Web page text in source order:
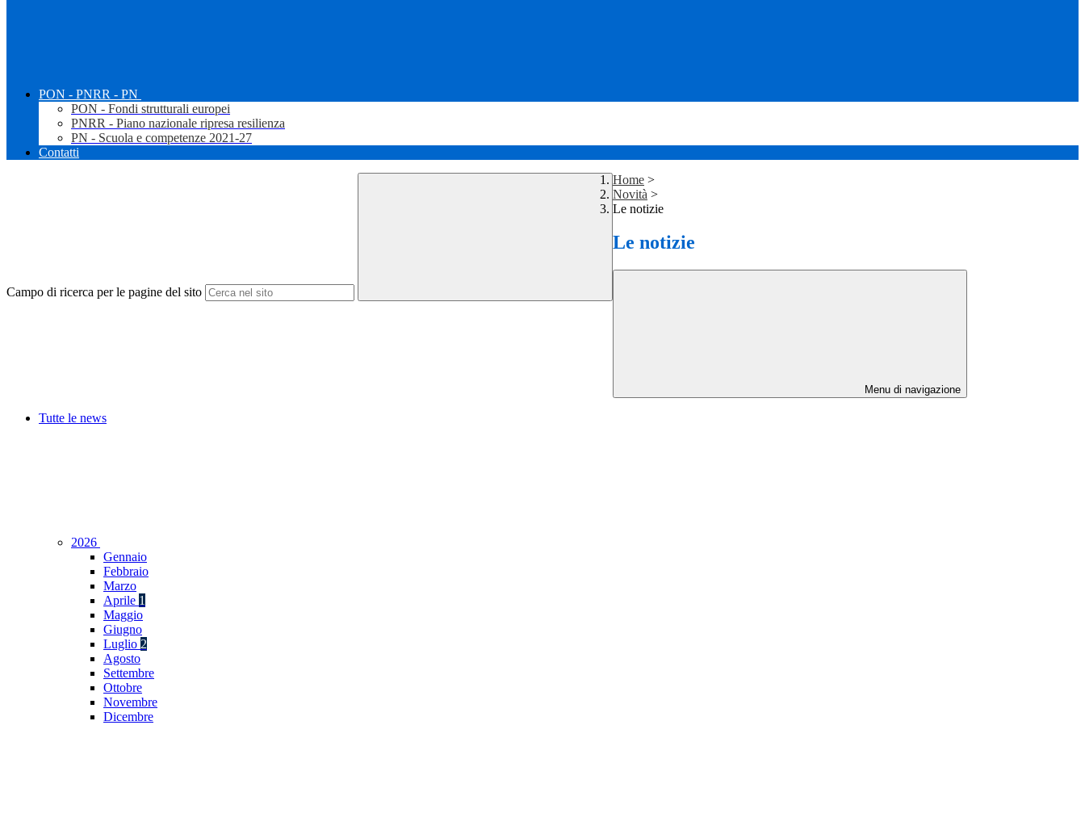
PON - PNRR - PN
PON - Fondi strutturali europei
PNRR - Piano nazionale ripresa resilienza
PN - Scuola e competenze 2021-27
Contatti
Campo di ricerca per le pagine del sito
Home >
Novità >
Le notizie
Le notizie
Menu di navigazione
Tutte le news
2026
Gennaio
Febbraio
Marzo
Aprile 1
Maggio
Giugno
Luglio 2
Agosto
Settembre
Ottobre
Novembre
Dicembre